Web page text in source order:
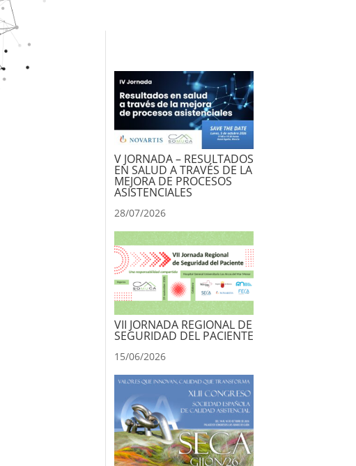
V JORNADA – RESULTADOS
EN SALUD A TRAVÉS DE LA
MEJORA DE PROCESOS
ASISTENCIALES
28/07/2026
VII JORNADA REGIONAL DE
SEGURIDAD DEL PACIENTE
15/06/2026